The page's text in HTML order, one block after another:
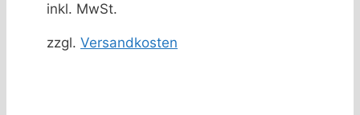
inkl. MwSt.
zzgl. Versandkosten